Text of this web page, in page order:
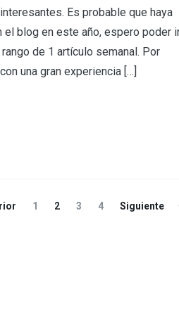
Es probable que haya
el blog en este año, espero poder
de 1 artículo semanal. Por
una gran experiencia […]
Página
1 Página
2 Página
3 Página
4 Siguiente